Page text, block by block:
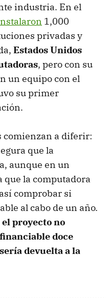
industria. En el
1,000
privadas y
Estados Unidos
, pero con su
un equipo con el
su primer
comienzan a diferir:
que la
aunque en un
que la computadora
comprobar si
al cabo de un año.
el proyecto no
doce
devuelta a la